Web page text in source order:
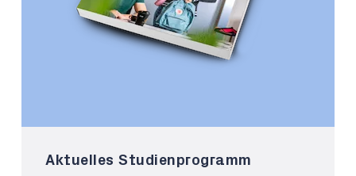
Aktuelles Studienprogramm